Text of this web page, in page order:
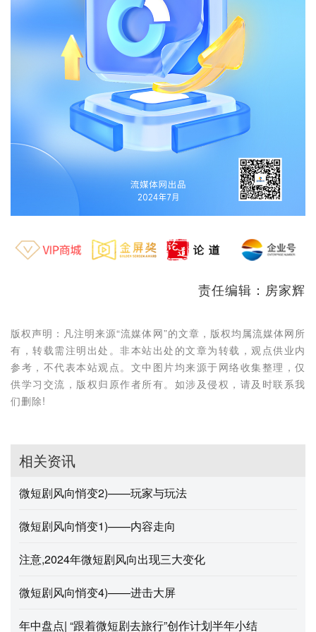
责任编辑：房家辉
版权声明：凡注明来源“流媒体网”的文章，版权均属流媒体网所
有，转载需注明出处。非本站出处的文章为转载，观点供业内
参考，不代表本站观点。文中图片均来源于网络收集整理，仅
供学习交流，版权归原作者所有。如涉及侵权，请及时联系我
们删除!
相关资讯
微短剧风向悄变2)——玩家与玩法
微短剧风向悄变1)——内容走向
注意,2024年微短剧风向出现三大变化
微短剧风向悄变4)——进击大屏
年中盘点| “跟着微短剧去旅行”创作计划半年小结